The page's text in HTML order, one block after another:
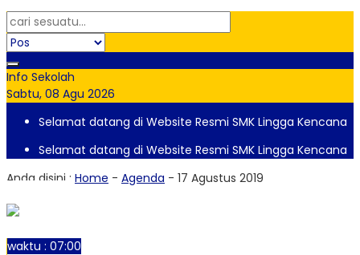
Info Sekolah
Sabtu, 08 Agu 2026
Selamat datang di Website Resmi SMK Lingga Kencana
Selamat datang di Website Resmi SMK Lingga Kencana
Anda disini : Home - Agenda - 17 Agustus 2019
waktu : 07:00